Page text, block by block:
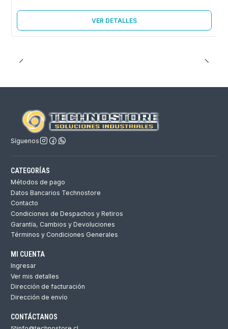
VER DETALLES
Síguenos
CATEGORÍAS
Métodos de pago
Datos Bancarios Technostore
Contacto
Condiciones de Despachos y Retiros
Garantía, Cambios y Devoluciones
Términos y Condiciones Generales
MI CUENTA
Ingresar
Ver mis detalles
Dirección de facturación
Dirección de envío
CONTÁCTANOS